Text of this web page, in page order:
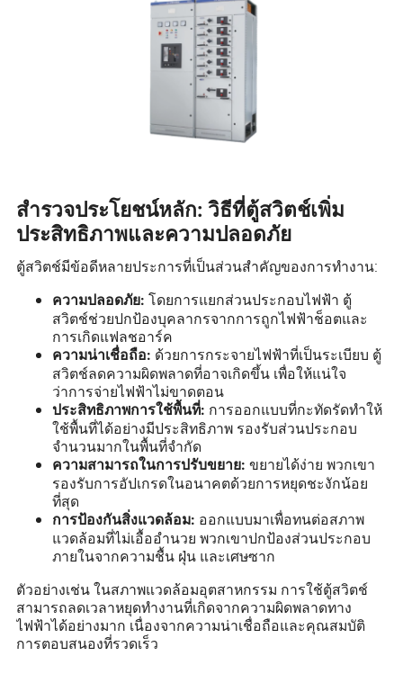
สำรวจประโยชน์หลัก: วิธีที่ตู้สวิตช์เพิ่ม
ประสิทธิภาพและความปลอดภัย
ตู้สวิตช์มีข้อดีหลายประการที่เป็นส่วนสำคัญของการทำงาน:
ความปลอดภัย: โดยการแยกส่วนประกอบไฟฟ้า ตู้
สวิตช์ช่วยปกป้องบุคลากรจากการถูกไฟฟ้าช็อตและ
การเกิดแฟลชอาร์ค
ความน่าเชื่อถือ: ด้วยการกระจายไฟฟ้าที่เป็นระเบียบ ตู้
สวิตช์ลดความผิดพลาดที่อาจเกิดขึ้น เพื่อให้แน่ใจ
ว่าการจ่ายไฟฟ้าไม่ขาดตอน
ประสิทธิภาพการใช้พื้นที่: การออกแบบที่กะทัดรัดทำให้
ใช้พื้นที่ได้อย่างมีประสิทธิภาพ รองรับส่วนประกอบ
จำนวนมากในพื้นที่จำกัด
ความสามารถในการปรับขยาย: ขยายได้ง่าย พวกเขา
รองรับการอัปเกรดในอนาคตด้วยการหยุดชะงักน้อย
ที่สุด
การป้องกันสิ่งแวดล้อม: ออกแบบมาเพื่อทนต่อสภาพ
แวดล้อมที่ไม่เอื้ออำนวย พวกเขาปกป้องส่วนประกอบ
ภายในจากความชื้น ฝุ่น และเศษซาก
ตัวอย่างเช่น ในสภาพแวดล้อมอุตสาหกรรม การใช้ตู้สวิตช์
สามารถลดเวลาหยุดทำงานที่เกิดจากความผิดพลาดทาง
ไฟฟ้าได้อย่างมาก เนื่องจากความน่าเชื่อถือและคุณสมบัติ
การตอบสนองที่รวดเร็ว